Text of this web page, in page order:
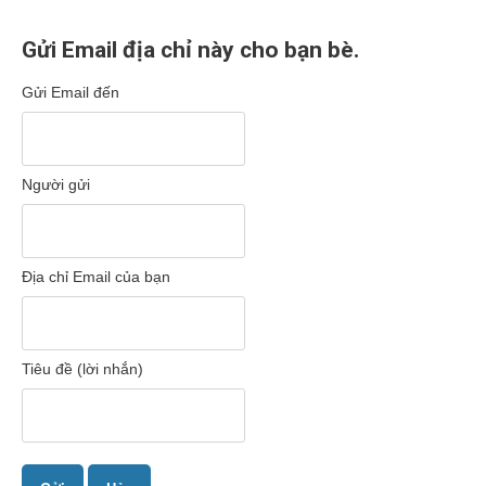
Gửi Email địa chỉ này cho bạn bè.
Gửi Email đến
Người gửi
Địa chỉ Email của bạn
Tiêu đề (lời nhắn)